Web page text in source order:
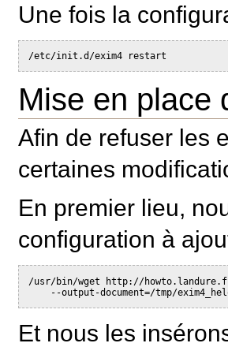
Une fois la
/etc/init.d/exim4 restart
Mise en place
Afin de refuser les
certaines
En premier lieu,
configuration à
/usr/bin/wget http://
--output-document=/tmp/
Et nous les